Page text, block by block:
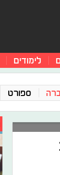
לימודים
ספורט